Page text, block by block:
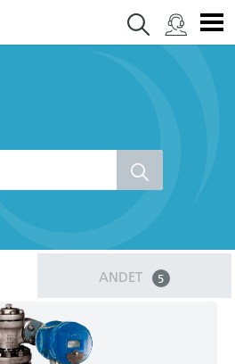
ANDET 5